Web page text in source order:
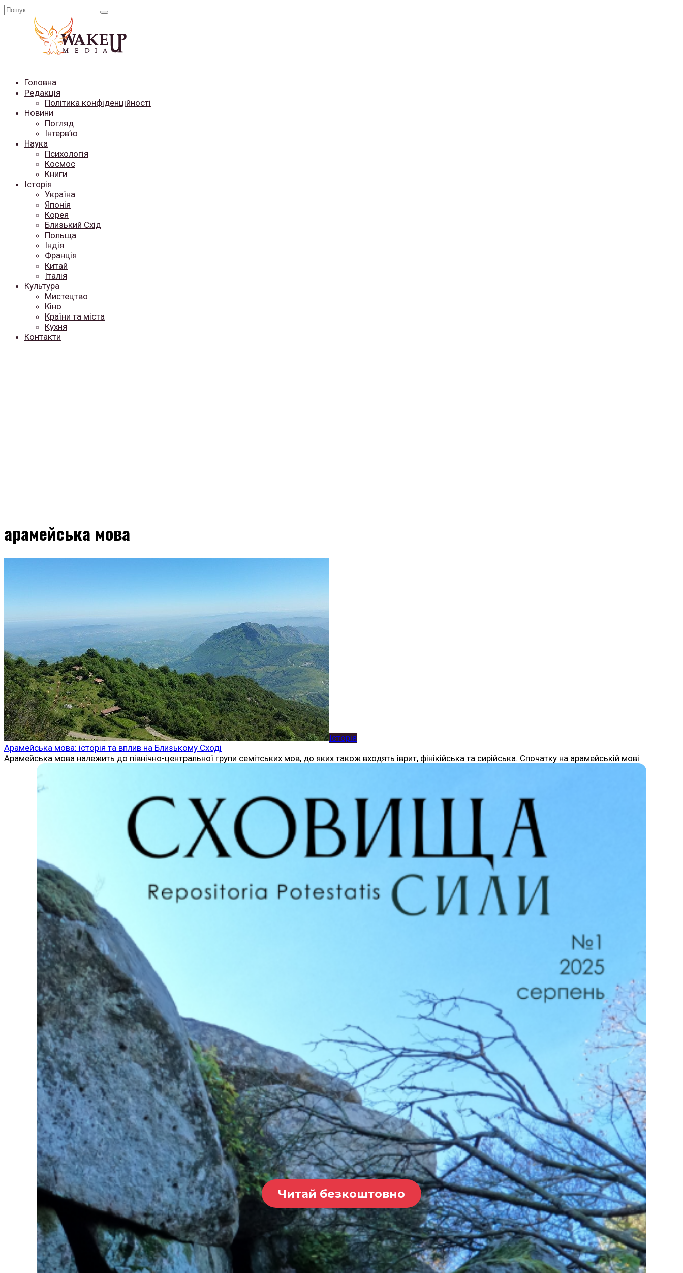
Перейти
Search
Головна
Редакція
Політика конфіденційності
Новини
Погляд
Інтерв’ю
Наука
Психологія
Космос
Книги
Історія
Україна
Японія
Корея
Близький Схід
Польща
Індія
Франція
Китай
Італія
Культура
Мистецтво
Кіно
Країни та міста
Кухня
Контакти
арамейська мова
Історія
Арамейська мова: історія та вплив на Близькому Сході
Арамейська мова належить до північно-центральної групи семітських мов, до яких також входять іврит, фінікійська та сирійська. Спочатку на арамейській мові
Читай безкоштовно